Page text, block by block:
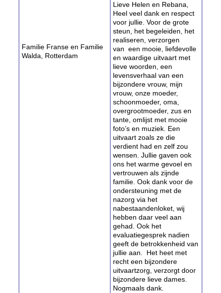
Familie Franse en Familie
Walda, Rotterdam
Lieve Helen en Rebana,
Heel veel dank en respect
voor jullie. Voor de grote
steun, het begeleiden, het
realiseren, verzorgen
van een mooie, liefdevolle
en waardige uitvaart met
lieve woorden, een
levensverhaal van een
bijzondere vrouw, mijn
vrouw, onze moeder,
schoonmoeder, oma,
overgrootmoeder, zus en
tante, omlijst met mooie
foto’s en muziek. Een
uitvaart zoals ze die
verdient had en zelf zou
wensen. Jullie gaven ook
ons het warme gevoel en
vertrouwen als zijnde
familie. Ook dank voor de
ondersteuning met de
nazorg via het
nabestaandenloket, wij
hebben daar veel aan
gehad. Ook het
evaluatiegesprek nadien
geeft de betrokkenheid van
jullie aan. Het heet met
recht een bijzondere
uitvaartzorg, verzorgt door
bijzondere lieve dames.
Nogmaals dank.